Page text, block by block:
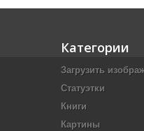
Категории
Загрузить
Статуэтки
Книги
Картины